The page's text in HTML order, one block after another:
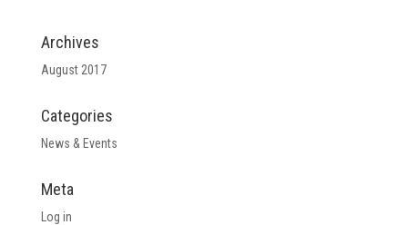
Archives
August 2017
Categories
News & Events
Meta
Log in